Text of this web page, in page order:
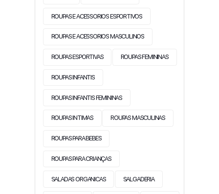
ROUPAS E ACESSORIOS ESPORTIVOS
ROUPAS E ACESSORIOS MASCULINOS
ROUPAS ESPORTIVAS ROUPAS FEMININAS
ROUPAS INFANTIS
ROUPAS INFANTIS FEMININAS
ROUPAS INTIMAS ROUPAS MASCULINAS
ROUPAS PARA BEBES
ROUPAS PARA CRIANÇAS
SALADAS ORGANICAS SALGADERIA